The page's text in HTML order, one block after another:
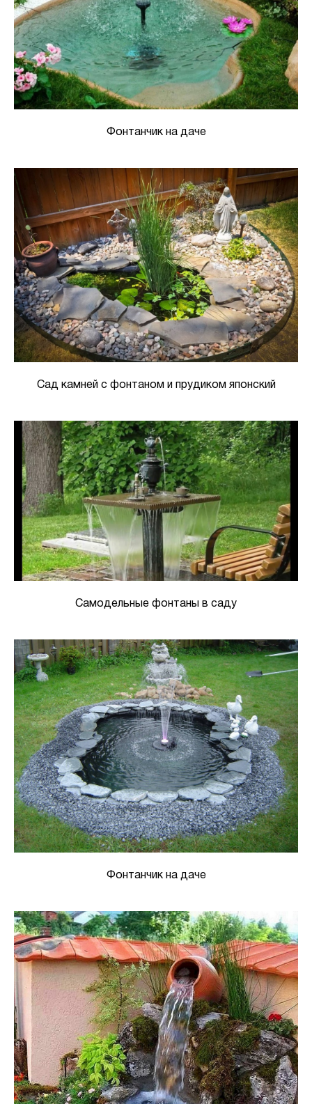
Фонтанчик на даче
Сад камней с фонтаном и прудиком японский
Самодельные фонтаны в саду
Фонтанчик на даче